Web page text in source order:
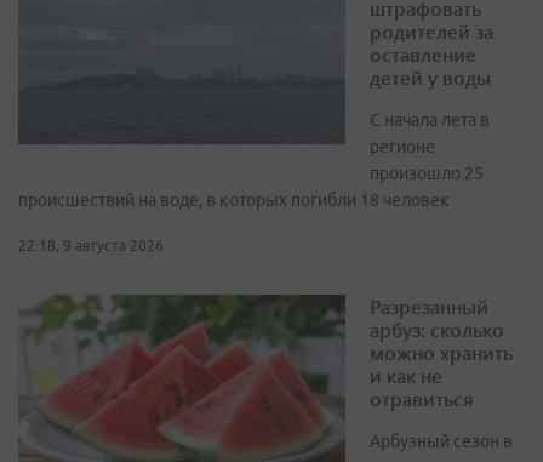
штрафовать
родителей за
оставление
детей у воды
С начала лета в
регионе
произошло 25
происшествий на воде, в которых погибли 18 человек
22:18, 9 августа 2026
Разрезанный
арбуз: сколько
можно хранить
и как не
отравиться
Арбузный сезон в